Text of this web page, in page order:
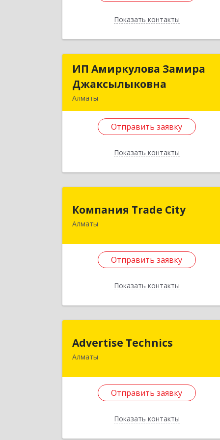
Показать контакты
Отправить заявку
Назад
ИП Амиркулова Замира
Джаксылыковна
Алматы
Отправить заявку
Показать контакты
ИП Амиркулова Замира
Джаксылыковна
163А, кв. 19.
Компания Trade City
Алматы
Отправить заявку
Показать контакты
050005, Республика Казахстан, город
Подробнее
Отправить заявку
Назад
Advertise Technics
Алматы
Отправить заявку
Показать контакты
Подробнее
Отправить заявку